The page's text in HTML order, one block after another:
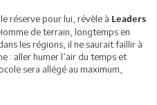
réserve pour lui, révèle à Leaders
de terrain, longtemps en
les régions, il ne saurait faillir à
: aller humer l’air du temps et
sera allégé au maximum,